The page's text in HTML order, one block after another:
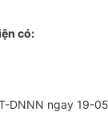
có:
DNNN ngay 19-